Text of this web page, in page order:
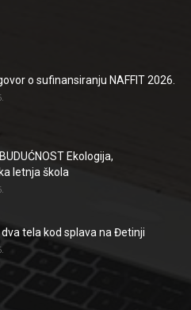
o sufinansiranju NAFFIT 2026.
Ekologija,
letnja škola
tela kod splava na Đetinji